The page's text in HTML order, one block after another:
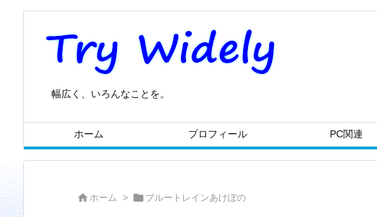
幅広く、いろんなことを。
ホーム プロフィール PC関連
 ホーム >  ブルートレインあけぼの